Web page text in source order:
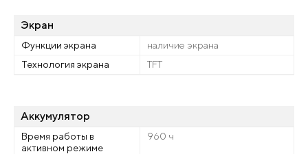
Экран
Функции экрана
наличие экрана
Технология экрана
TFT
Аккумулятор
Время работы в
активном режиме
960 ч